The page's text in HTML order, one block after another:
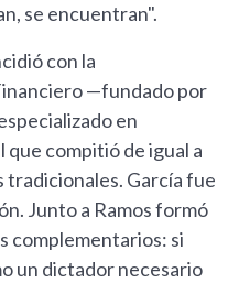
se encuentran".
con la
—fundado por
en
que compitió de igual a
tradicionales. García fue
Junto a Ramos formó
complementarios: si
un dictador necesario